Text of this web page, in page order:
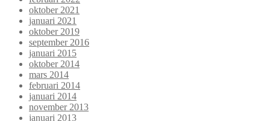
oktober 2021
januari 2021
oktober 2019
september 2016
januari 2015
oktober 2014
mars 2014
februari 2014
januari 2014
november 2013
januari 2013